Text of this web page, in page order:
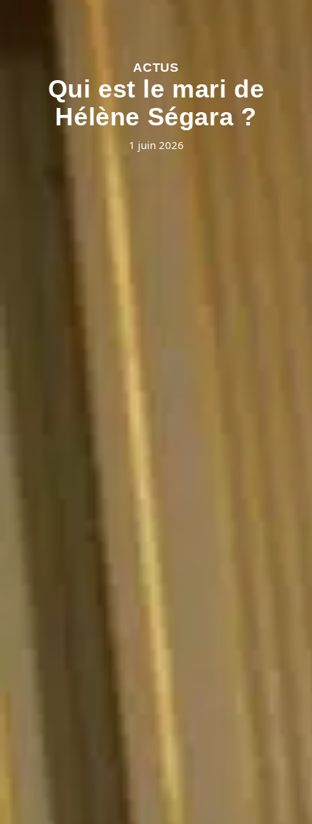
ACTUS
Qui est le mari de
Hélène Ségara ?
1 juin 2026